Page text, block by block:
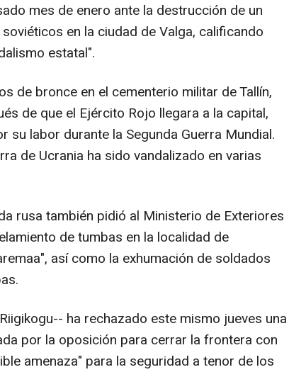
mes de enero ante la destrucción de un
en la ciudad de Valga, calificando
estatal".
de bronce en el cementerio militar de Tallín,
de que el Ejército Rojo llegara a la capital,
su labor durante la Segunda Guerra Mundial.
de Ucrania ha sido vandalizado en varias
rusa también pidió al Ministerio de Exteriores
de tumbas en la localidad de
así como la exhumación de soldados
ha rechazado este mismo jueves una
por la oposición para cerrar la frontera con
amenaza" para la seguridad a tenor de los